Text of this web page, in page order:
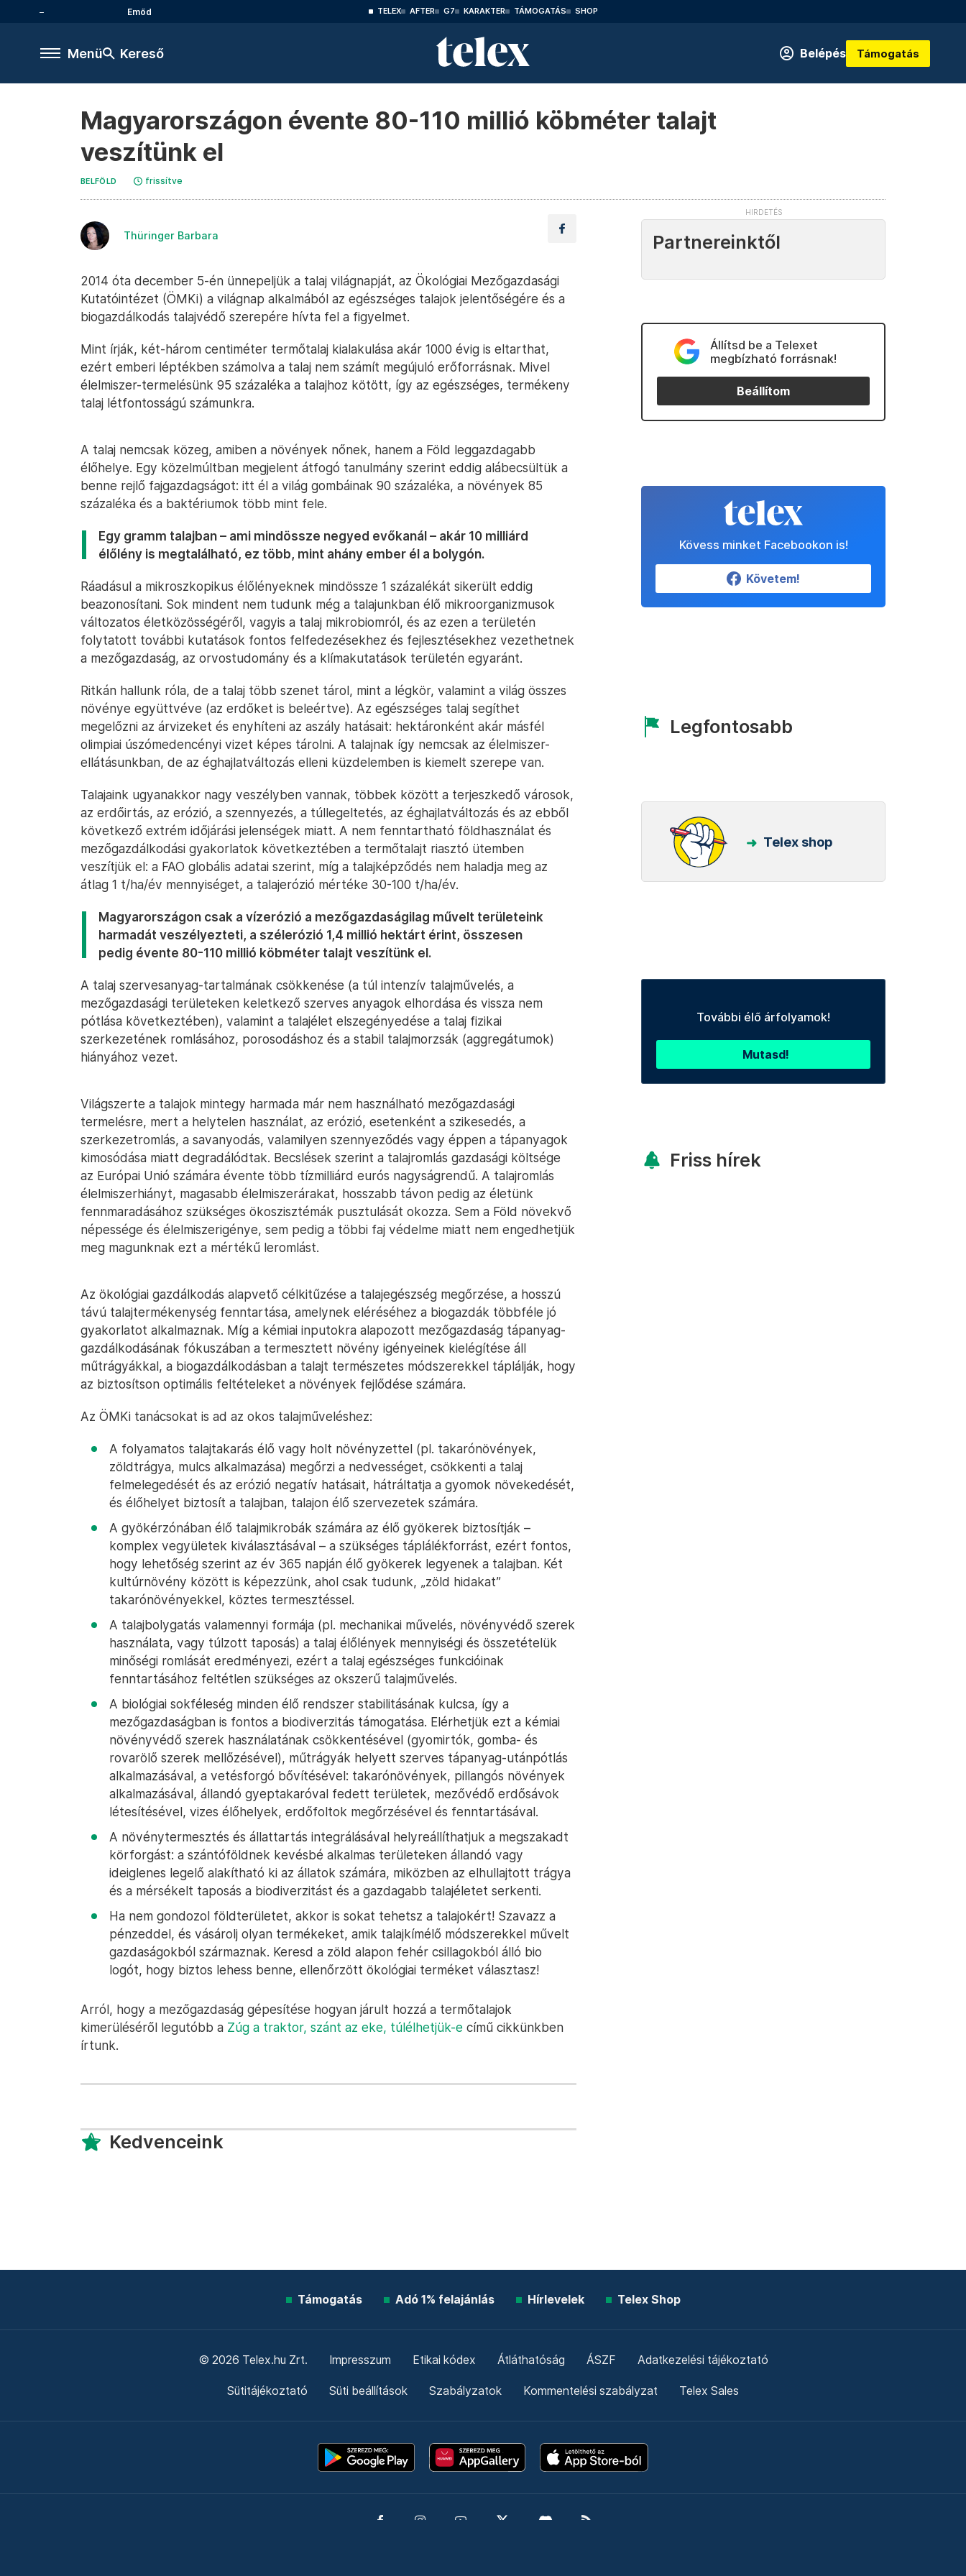
Emőd TELEX AFTER G7 KARAKTER TÁMOGATÁS SHOP
Menü Kereső Belépés Támogatás
Magyarországon évente 80-110 millió köbméter talajt
veszítünk el
BELFÖLD frissítve
Thüringer Barbara
2014 óta december 5-én ünnepeljük a talaj világnapját, az Ökológiai Mezőgazdasági
Kutatóintézet (ÖMKi) a világnap alkalmából az egészséges talajok jelentőségére és a
biogazdálkodás talajvédő szerepére hívta fel a figyelmet.
Mint írják, két-három centiméter termőtalaj kialakulása akár 1000 évig is eltarthat,
ezért emberi léptékben számolva a talaj nem számít megújuló erőforrásnak. Mivel
élelmiszer-termelésünk 95 százaléka a talajhoz kötött, így az egészséges, termékeny
talaj létfontosságú számunkra.
A talaj nemcsak közeg, amiben a növények nőnek, hanem a Föld leggazdagabb
élőhelye. Egy közelmúltban megjelent átfogó tanulmány szerint eddig alábecsültük a
benne rejlő fajgazdagságot: itt él a világ gombáinak 90 százaléka, a növények 85
százaléka és a baktériumok több mint fele.
Egy gramm talajban – ami mindössze negyed evőkanál – akár 10 milliárd
élőlény is megtalálható, ez több, mint ahány ember él a bolygón.
Ráadásul a mikroszkopikus élőlényeknek mindössze 1 százalékát sikerült eddig
beazonosítani. Sok mindent nem tudunk még a talajunkban élő mikroorganizmusok
változatos életközösségéről, vagyis a talaj mikrobiomról, és az ezen a területén
folytatott további kutatások fontos felfedezésekhez és fejlesztésekhez vezethetnek
a mezőgazdaság, az orvostudomány és a klímakutatások területén egyaránt.
Ritkán hallunk róla, de a talaj több szenet tárol, mint a légkör, valamint a világ összes
növénye együttvéve (az erdőket is beleértve). Az egészséges talaj segíthet
megelőzni az árvizeket és enyhíteni az aszály hatásait: hektáronként akár másfél
olimpiai úszómedencényi vizet képes tárolni. A talajnak így nemcsak az élelmiszer-
ellátásunkban, de az éghajlatváltozás elleni küzdelemben is kiemelt szerepe van.
Talajaink ugyanakkor nagy veszélyben vannak, többek között a terjeszkedő városok,
az erdőirtás, az erózió, a szennyezés, a túllegeltetés, az éghajlatváltozás és az ebből
következő extrém időjárási jelenségek miatt. A nem fenntartható földhasználat és
mezőgazdálkodási gyakorlatok következtében a termőtalajt riasztó ütemben
veszítjük el: a FAO globális adatai szerint, míg a talajképződés nem haladja meg az
átlag 1 t/ha/év mennyiséget, a talajerózió mértéke 30-100 t/ha/év.
Magyarországon csak a vízerózió a mezőgazdaságilag művelt területeink
harmadát veszélyezteti, a szélerózió 1,4 millió hektárt érint, összesen
pedig évente 80-110 millió köbméter talajt veszítünk el.
A talaj szervesanyag-tartalmának csökkenése (a túl intenzív talajművelés, a
mezőgazdasági területeken keletkező szerves anyagok elhordása és vissza nem
pótlása következtében), valamint a talajélet elszegényedése a talaj fizikai
szerkezetének romlásához, porosodáshoz és a stabil talajmorzsák (aggregátumok)
hiányához vezet.
Világszerte a talajok mintegy harmada már nem használható mezőgazdasági
termelésre, mert a helytelen használat, az erózió, esetenként a szikesedés, a
szerkezetromlás, a savanyodás, valamilyen szennyeződés vagy éppen a tápanyagok
kimosódása miatt degradálódtak. Becslések szerint a talajromlás gazdasági költsége
az Európai Unió számára évente több tízmilliárd eurós nagyságrendű. A talajromlás
élelmiszerhiányt, magasabb élelmiszerárakat, hosszabb távon pedig az életünk
fennmaradásához szükséges ökoszisztémák pusztulását okozza. Sem a Föld növekvő
népessége és élelmiszerigénye, sem pedig a többi faj védelme miatt nem engedhetjük
meg magunknak ezt a mértékű leromlást.
Az ökológiai gazdálkodás alapvető célkitűzése a talajegészség megőrzése, a hosszú
távú talajtermékenység fenntartása, amelynek eléréséhez a biogazdák többféle jó
gyakorlatot alkalmaznak. Míg a kémiai inputokra alapozott mezőgazdaság tápanyag-
gazdálkodásának fókuszában a termesztett növény igényeinek kielégítése áll
műtrágyákkal, a biogazdálkodásban a talajt természetes módszerekkel táplálják, hogy
az biztosítson optimális feltételeket a növények fejlődése számára.
Az ÖMKi tanácsokat is ad az okos talajműveléshez:
A folyamatos talajtakarás élő vagy holt növényzettel (pl. takarónövények,
zöldtrágya, mulcs alkalmazása) megőrzi a nedvességet, csökkenti a talaj
felmelegedését és az erózió negatív hatásait, hátráltatja a gyomok növekedését,
és élőhelyet biztosít a talajban, talajon élő szervezetek számára.
A gyökérzónában élő talajmikrobák számára az élő gyökerek biztosítják –
komplex vegyületek kiválasztásával – a szükséges táplálékforrást, ezért fontos,
hogy lehetőség szerint az év 365 napján élő gyökerek legyenek a talajban. Két
kultúrnövény között is képezzünk, ahol csak tudunk, „zöld hidakat”
takarónövényekkel, köztes termesztéssel.
A talajbolygatás valamennyi formája (pl. mechanikai művelés, növényvédő szerek
használata, vagy túlzott taposás) a talaj élőlények mennyiségi és összetételük
minőségi romlását eredményezi, ezért a talaj egészséges funkcióinak
fenntartásához feltétlen szükséges az okszerű talajművelés.
A biológiai sokféleség minden élő rendszer stabilitásának kulcsa, így a
mezőgazdaságban is fontos a biodiverzitás támogatása. Elérhetjük ezt a kémiai
növényvédő szerek használatának csökkentésével (gyomirtók, gomba- és
rovarölő szerek mellőzésével), műtrágyák helyett szerves tápanyag-utánpótlás
alkalmazásával, a vetésforgó bővítésével: takarónövények, pillangós növények
alkalmazásával, állandó gyeptakaróval fedett területek, mezővédő erdősávok
létesítésével, vizes élőhelyek, erdőfoltok megőrzésével és fenntartásával.
A növénytermesztés és állattartás integrálásával helyreállíthatjuk a megszakadt
körforgást: a szántóföldnek kevésbé alkalmas területeken állandó vagy
ideiglenes legelő alakítható ki az állatok számára, miközben az elhullajtott trágya
és a mérsékelt taposás a biodiverzitást és a gazdagabb talajéletet serkenti.
Ha nem gondozol földterületet, akkor is sokat tehetsz a talajokért! Szavazz a
pénzeddel, és vásárolj olyan termékeket, amik talajkímélő módszerekkel művelt
gazdaságokból származnak. Keresd a zöld alapon fehér csillagokból álló bio
logót, hogy biztos lehess benne, ellenőrzött ökológiai terméket választasz!
Arról, hogy a mezőgazdaság gépesítése hogyan járult hozzá a termőtalajok
kimerüléséről legutóbb a Zúg a traktor, szánt az eke, túlélhetjük-e című cikkünkben
írtunk.
Kedvenceink
Partnereinktől
Állítsd be a Telexet
megbízható forrásnak!
Beállítom
Kövess minket Facebookon is!
Követem!
Legfontosabb
Telex shop
További élő árfolyamok!
Mutasd!
Friss hírek
Támogatás Adó 1% felajánlás Hírlevelek Telex Shop
© 2026 Telex.hu Zrt. Impresszum Etikai kódex Átláthatóság ÁSZF Adatkezelési tájékoztató
Sütitájékoztató Süti beállítások Szabályzatok Kommentelési szabályzat Telex Sales